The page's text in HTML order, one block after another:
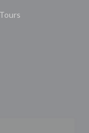
una nuova finestra))
((apre una nuova